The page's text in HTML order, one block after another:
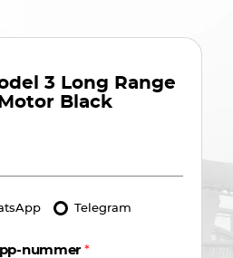
3 Long Range
Black
Telegram
nummer *